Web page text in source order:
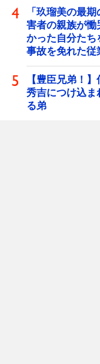
「玖瑠美の最
害者の親族が
かった自分た
事故を免れた従
【豊臣兄弟！
秀吉につけ込ま
る弟